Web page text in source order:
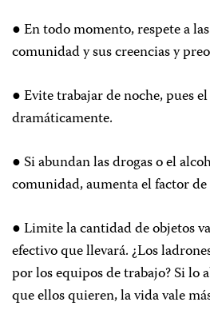
● En todo momento, respete a
comunidad y sus creencias y
● Evite trabajar de noche, pues
dramáticamente.
● Si abundan las drogas o el
comunidad, aumenta el factor
● Limite la cantidad de objetos
efectivo que llevará. ¿Los
por los equipos de trabajo? Si lo
que ellos quieren, la vida vale